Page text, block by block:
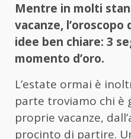
Mentre in molti
vacanze,
idee ben chiare: 3
momento d’oro.
L’estate ormai è
parte troviamo chi è
proprie vacanze,
procinto di partire.